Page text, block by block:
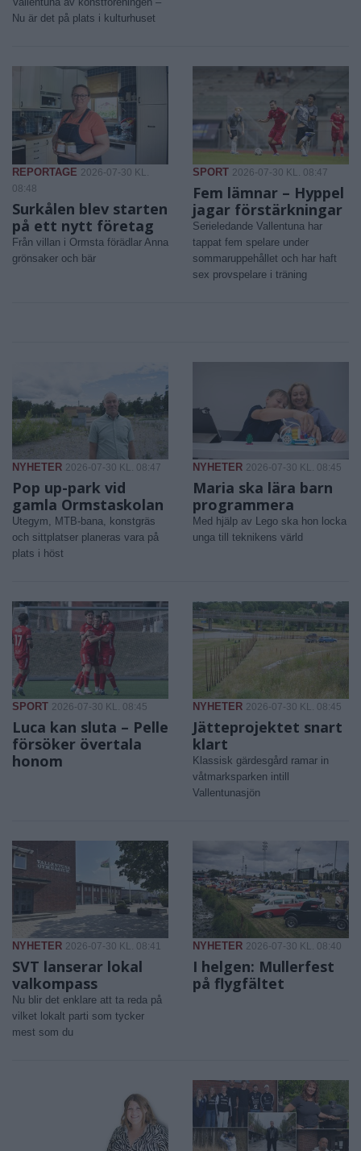
Nu är det på plats i kulturhuset
REPORTAGE 2026-07-30 KL.
08:48
Surkålen blev starten
på ett nytt företag
Från villan i Ormsta förädlar Anna
grönsaker och bär
SPORT 2026-07-30 KL. 08:47
Fem lämnar – Hyppel
jagar förstärkningar
Serieledande Vallentuna har
tappat fem spelare under
sommaruppehållet och har haft
sex provspelare i träning
NYHETER 2026-07-30 KL. 08:47
Pop up-park vid
gamla Ormstaskolan
Utegym, MTB-bana, konstgräs
och sittplatser planeras vara på
plats i höst
NYHETER 2026-07-30 KL. 08:45
Maria ska lära barn
programmera
Med hjälp av Lego ska hon locka
unga till teknikens värld
SPORT 2026-07-30 KL. 08:45
Luca kan sluta – Pelle
försöker övertala
honom
NYHETER 2026-07-30 KL. 08:45
Jätteprojektet snart
klart
Klassisk gärdesgård ramar in
våtmarksparken intill
Vallentunasjön
NYHETER 2026-07-30 KL. 08:41
SVT lanserar lokal
valkompass
Nu blir det enklare att ta reda på
vilket lokalt parti som tycker
mest som du
NYHETER 2026-07-30 KL. 08:40
I helgen: Mullerfest
på flygfältet